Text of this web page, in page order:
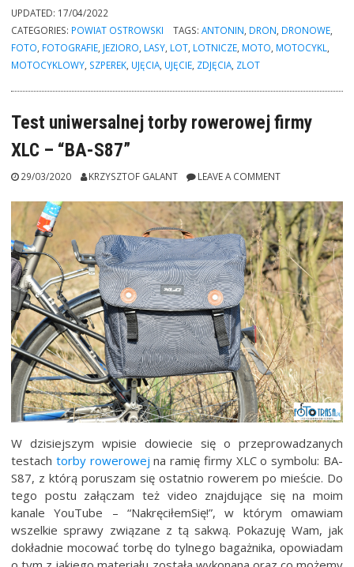
w
Antoninie”
UPDATED: 17/04/2022
CATEGORIES: POWIAT OSTROWSKI TAGS: ANTONIN, DRON, DRONOWE,
FOTO, FOTOGRAFIE, JEZIORO, LASY, LOT, LOTNICZE, MOTO, MOTOCYKL,
MOTOCYKLOWY, SZPEREK, UJĘCIA, UJĘCIE, ZDJĘCIA, ZLOT
Test uniwersalnej torby rowerowej firmy
XLC – “BA-S87”
29/03/2020 KRZYSZTOF GALANT LEAVE A COMMENT
W dzisiejszym wpisie dowiecie się o przeprowadzanych
testach torby rowerowej na ramię firmy XLC o symbolu: BA-
S87, z którą poruszam się ostatnio rowerem po mieście. Do
tego postu załączam też video znajdujące się na moim
kanale YouTube – “NakręciłemSię!”, w którym omawiam
wszelkie sprawy związane z tą sakwą. Pokazuję Wam, jak
dokładnie mocować torbę do tylnego bagażnika, opowiadam